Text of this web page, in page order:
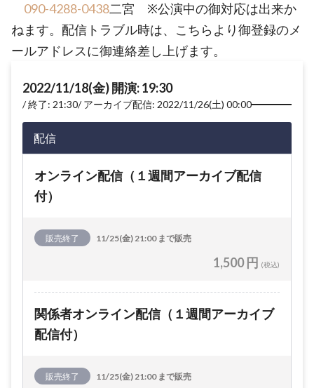
090-4288-0438二宮 ※公演中の御対応は出来か
ねます。配信トラブル時は、こちらより御登録のメ
ールアドレスに御連絡差し上げます。
2022/11/18(金) 開演: 19:30
終了: 21:30 アーカイブ配信: 2022/11/26(土) 00:00
配信
オンライン配信（１週間アーカイブ配信
付）
販売終了 11/25(金) 21:00 まで販売
1,500 円 (税込)
関係者オンライン配信（１週間アーカイブ
配信付）
販売終了 11/25(金) 21:00 まで販売